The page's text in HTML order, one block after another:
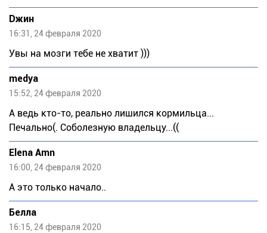
Dжин
16:31, 24 февраля 2020
Увы на мозги тебе не хватит )))
medya
15:52, 24 февраля 2020
А ведь кто-то, реально лишился кормильца...
Печально(. Соболезную владельцу...((
Elena Amn
16:00, 24 февраля 2020
А это только начало..
Белла
16:15, 24 февраля 2020